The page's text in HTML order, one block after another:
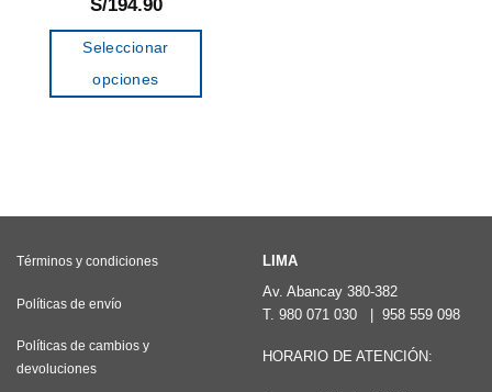
S/194.90
Seleccionar
opciones
Las
pueden
Términos y condiciones
Políticas de envío
Políticas de cambios y
devoluciones
LIMA
Av. Abancay 380-382
T. 980 071 030 958 559 098
HORARIO DE ATENCIÓN: